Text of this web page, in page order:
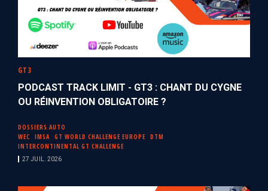
GT3
PODCAST TRACK LIMIT - GT3 : CHANT DU CYGNE
OU RÉINVENTION OBLIGATOIRE ?
DOSSIERS AUTO
WEC
IMSA GT WORLD CHALLENGE EUROPE
DTM
INTERCONTINENTAL GT CHALLENGE
27 JUIL. 2026